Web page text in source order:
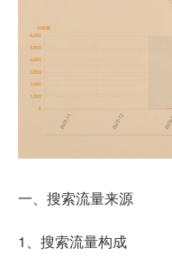
一、搜索流量来源
1、搜索流量构成